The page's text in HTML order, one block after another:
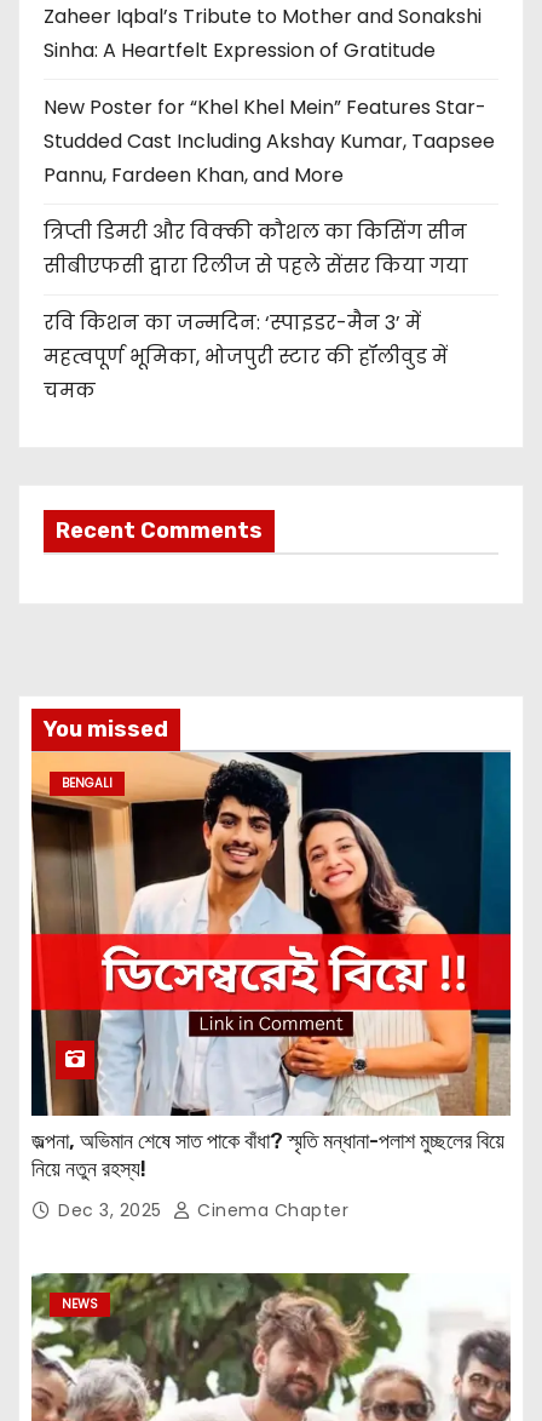
Zaheer Iqbal’s Tribute to Mother and Sonakshi
Sinha: A Heartfelt Expression of Gratitude
New Poster for “Khel Khel Mein” Features Star-
Studded Cast Including Akshay Kumar, Taapsee
Pannu, Fardeen Khan, and More
त्रिप्ती डिमरी और विक्की कौशल का किसिंग सीन
सीबीएफसी द्वारा रिलीज से पहले सेंसर किया गया
रवि किशन का जन्मदिन: ‘स्पाइडर-मैन 3’ में
महत्वपूर्ण भूमिका, भोजपुरी स्टार की हॉलीवुड में
चमक
Recent Comments
You missed
BENGALI
জল্পনা, অভিমান শেষে সাত পাকে বাঁধা? স্মৃতি মন্ধানা-পলাশ মুচ্ছলের বিয়ে
নিয়ে নতুন রহস্য!
Dec 3, 2025 Cinema Chapter
NEWS